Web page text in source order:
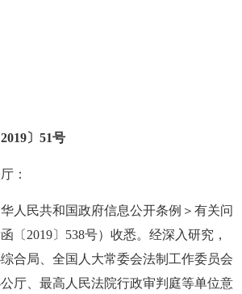
〕51号
：
华人民共和国政府信息公开条例＞有关问
〔2019〕538号）收悉。经深入研究，
合局、全国人大常委会法制工作委员会
厅、最高人民法院行政审判庭等单位意